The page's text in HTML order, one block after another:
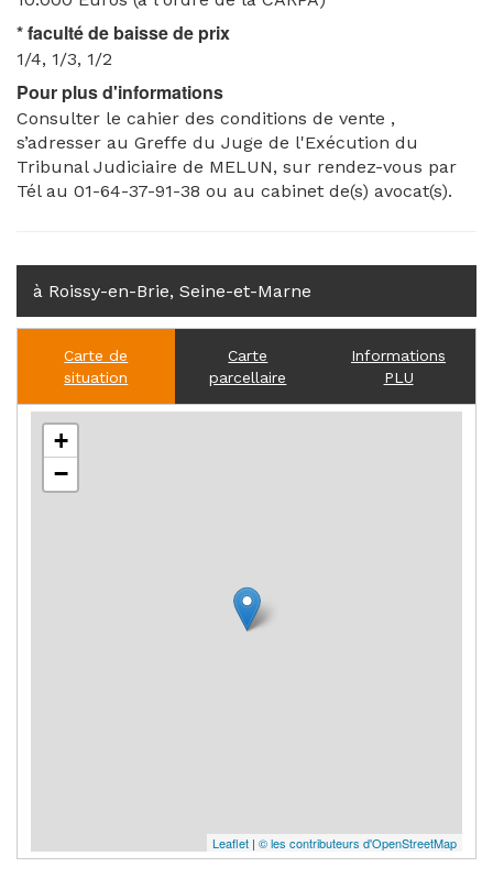
ha 53 a 16 ca
* faculté de baisse de prix
1/4, 1/3, 1/2
Pour plus d'informations
Consulter le cahier des conditions de vente ,
s’adresser au Greffe du Juge de l'Exécution du
Tribunal Judiciaire de MELUN, sur rendez-vous par
Tél au 01-64-37-91-38 ou au cabinet de(s) avocat(s).
à Roissy-en-Brie, Seine-et-Marne
Carte de
situation
Carte
parcellaire
Informations
PLU
+
−
Leaflet | © les contributeurs d'OpenStreetMap